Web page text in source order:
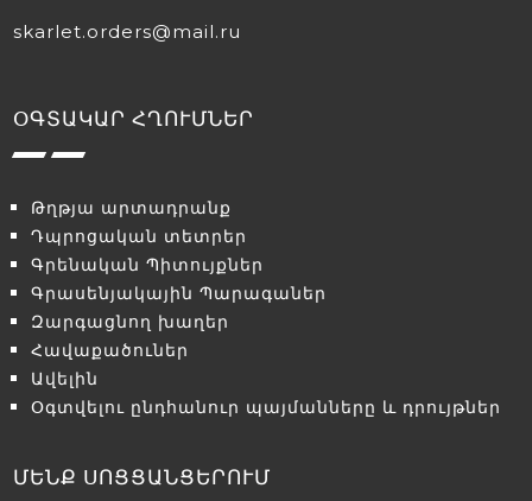
skarlet.orders@mail.ru
ՕԳՏԱԿԱՐ ՀՂՈՒՄՆԵՐ
Թղթյա արտադրանք
Դպրոցական տետրեր
Գրենական Պիտույքներ
Գրասենյակային Պարագաներ
Զարգացնող խաղեր
Հավաքածուներ
Ավելին
Օգտվելու ընդհանուր պայմանները և դրույթներ
ՄԵՆՔ ՍՈՑՑԱՆՑԵՐՈՒՄ